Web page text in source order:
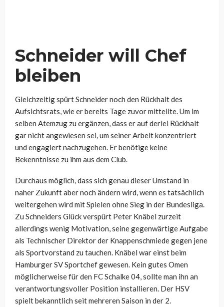
Schneider will Chef
bleiben
Gleichzeitig spürt Schneider noch den Rückhalt des
Aufsichtsrats, wie er bereits Tage zuvor mitteilte. Um im
selben Atemzug zu ergänzen, dass er auf derlei Rückhalt
gar nicht angewiesen sei, um seiner Arbeit konzentriert
und engagiert nachzugehen. Er benötige keine
Bekenntnisse zu ihm aus dem Club.
Durchaus möglich, dass sich genau dieser Umstand in
naher Zukunft aber noch ändern wird, wenn es tatsächlich
weitergehen wird mit Spielen ohne Sieg in der Bundesliga.
Zu Schneiders Glück verspürt Peter Knäbel zurzeit
allerdings wenig Motivation, seine gegenwärtige Aufgabe
als Technischer Direktor der Knappenschmiede gegen jene
als Sportvorstand zu tauchen. Knäbel war einst beim
Hamburger SV Sportchef gewesen. Kein gutes Omen
möglicherweise für den FC Schalke 04, sollte man ihn an
verantwortungsvoller Position installieren. Der HSV
spielt bekanntlich seit mehreren Saison in der 2.